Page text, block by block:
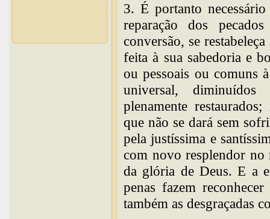
/home/dicionar/public_html/online.php3. É portanto
reparação dos
conversão, se
feita à sua sabedoria e
ou pessoais ou comuns
universal,
plenamente
que não se dará sem
pela justíssima e
com novo resplendor no
da glória de Deus. E a
penas fazem
também as desgraçadas